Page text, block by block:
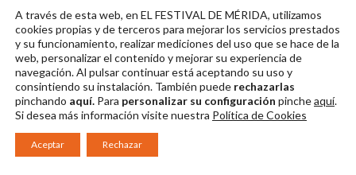
MEDEA 07 / ©
JERO MORALES
Descargar en alta
MEDEA 08 / ©
JERO MORALES
Descargar en alta
A través de esta web, en EL FESTIVAL DE MÉRIDA, utilizamos
cookies propias y de terceros para mejorar los servicios prestados
y su funcionamiento, realizar mediciones del uso que se hace de la
web, personalizar el contenido y mejorar su experiencia de
navegación. Al pulsar continuarestá aceptando su uso y
consintiendo su instalación. También puede rechazarlas
pinchando aquí. Para personalizar su configuración pincheaquí.
Si desea más información visite nuestra Política de Cookies
Aceptar Rechazar